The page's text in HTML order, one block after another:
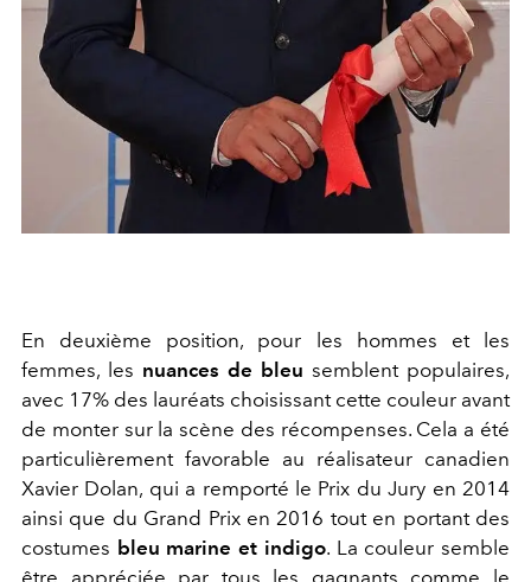
En deuxième position, pour les hommes et les
femmes, les nuances de bleu semblent populaires,
avec 17% des lauréats choisissant cette couleur avant
de monter sur la scène des récompenses. Cela a été
particulièrement favorable au réalisateur canadien
Xavier Dolan, qui a remporté le Prix du Jury en 2014
ainsi que du Grand Prix en 2016 tout en portant des
costumes bleu marine et indigo. La couleur semble
être appréciée par tous les gagnants comme le